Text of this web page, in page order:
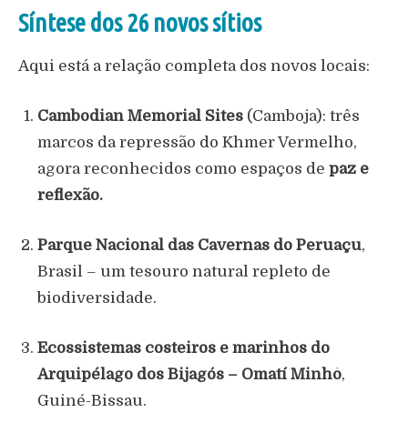
Síntese dos 26 novos sítios
Aqui está a relação completa dos novos locais:
Cambodian Memorial Sites (Camboja): três
marcos da repressão do Khmer Vermelho,
agora reconhecidos como espaços de paz e
reflexão.
Parque Nacional das Cavernas do Peruaçu,
Brasil – um tesouro natural repleto de
biodiversidade.
Ecossistemas costeiros e marinhos do
Arquipélago dos Bijagós – Omatí Minhô,
Guiné-Bissau.